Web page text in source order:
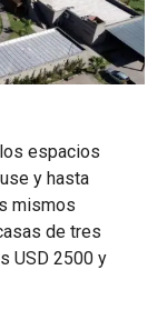
espacios
y hasta
mismos
de tres
USD 2500 y